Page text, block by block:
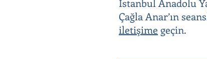
İstanbul Anadolu
Çağla Anar’ın
iletişime geçin.